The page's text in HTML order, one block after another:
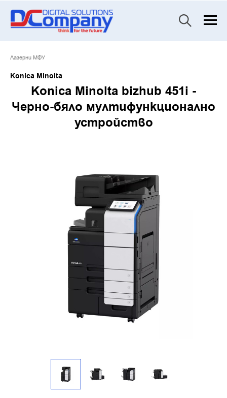
Лазерни МФУ
Konica Minolta
Konica Minolta bizhub 451i -
Черно-бяло мултифункционално
устройство